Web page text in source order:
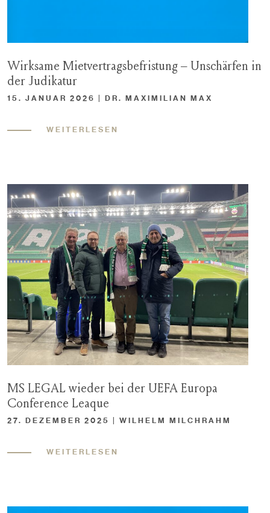
Wirksame Mietvertragsbefristung – Unschärfen in
der Judikatur
15. JANUAR 2026 | DR. MAXIMILIAN MAX
WEITERLESEN
MS LEGAL wieder bei der UEFA Europa
Conference Leaque
27. DEZEMBER 2025 | WILHELM MILCHRAHM
WEITERLESEN